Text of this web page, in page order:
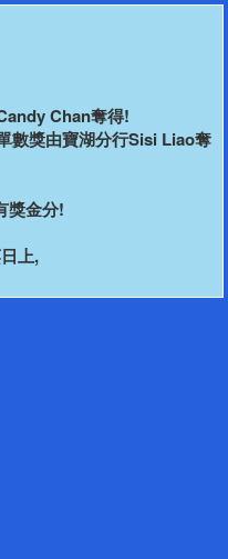
Chan奪得!
數獎由寶湖分行Sisi Liao奪
獎金分!
上,